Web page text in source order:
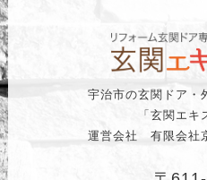
宇治市の玄関ドア・
「玄関エキ
運営会社 有限会社